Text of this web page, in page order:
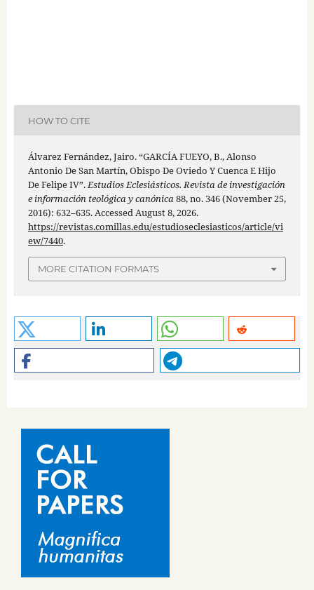
HOW TO CITE
Álvarez Fernández, Jairo. “GARCÍA FUEYO, B., Alonso
Antonio De San Martín, Obispo De Oviedo Y Cuenca E Hijo
De Felipe IV”.Estudios Eclesiásticos. Revista de investigación
e información teológica y canónica88, no. 346 (November 25,
2016): 632–635. Accessed August 8, 2026.
https://revistas.comillas.edu/estudioseclesiasticos/article/vi
ew/7440.
MORE CITATION FORMATS